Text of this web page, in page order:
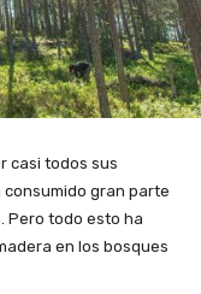
casi todos sus
consumido gran parte
Pero todo esto ha
en los bosques